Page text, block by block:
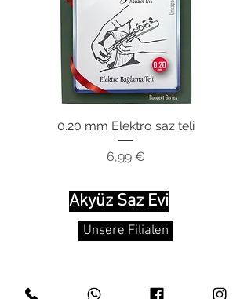
0.20 mm Elektro saz teli
Preis
6,99 €
Akyüz Saz Evi
Unsere Filialen